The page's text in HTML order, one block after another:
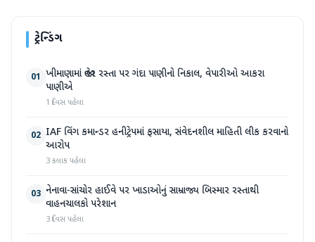
ટ્રેન્ડિંગ
01 ખીમાણામાં જાહેર રસ્તા પર ગંદા પાણીનો નિકાલ, વેપારીઓ આકરા
પાણીએ
1 દિવસ પહેલા
02 IAF વિંગ કમાન્ડર હનીટ્રેપમાં ફસાયા, સંવેદનશીલ માહિતી લીક કરવાનો
આરોપ
3 કલાક પહેલા
03 નેનાવા-સાંચોર હાઈવે પર ખાડાઓનું સામ્રાજ્ય બિસ્માર રસ્તાથી
વાહનચાલકો પરેશાન
3 દિવસ પહેલા